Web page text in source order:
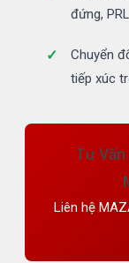
đứng, PRL
Chuyển
tiếp xúc
Tư Vấn
Liên hệ